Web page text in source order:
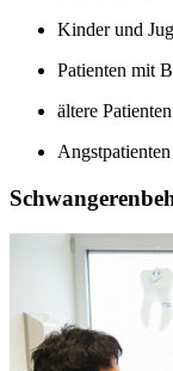
Kinder und
Patienten mit
ältere Patienten
Angstpatienten